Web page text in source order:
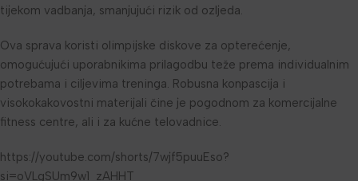
tijekom vadbanja, smanjujući rizik od ozljeda.
Ova sprava koristi olimpijske diskove za opterećenje,
omogućujući uporabnikima prilagodbu teže prema individualnim
potrebama i ciljevima treninga. Robusna konpascija i
visokokakovostni materijali čine je pogodnom za komercijalne
fitness centre, ali i za kućne telovadnice.
https://youtube.com/shorts/7wjf5puuEso?
si=oVLgSUm9w1_zAHHT